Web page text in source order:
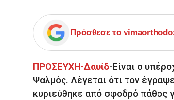
Πρόσθεσε το
ΠΡΟΣΕΥΧΗ-Δαυίδ-Είναι ο
Ψαλμός. Λέγεται ότι τον
κυριεύθηκε από σφοδρό πάθος